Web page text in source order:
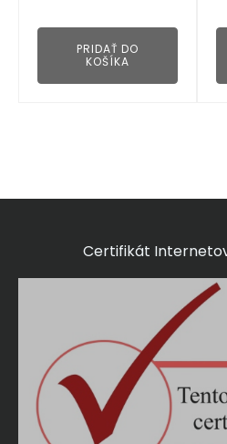
PRIDAŤ DO
KOŠÍKA
Certifikát